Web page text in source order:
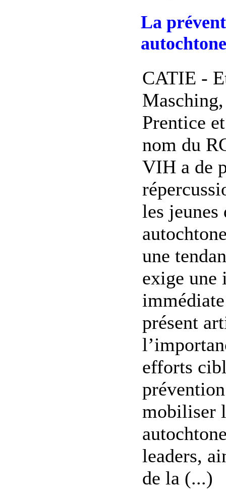
La
CATIE -
Prentice
nom du
VIH a de
les jeunes
une
exige une
présent
efforts
mobiliser
leaders,
de la (...)